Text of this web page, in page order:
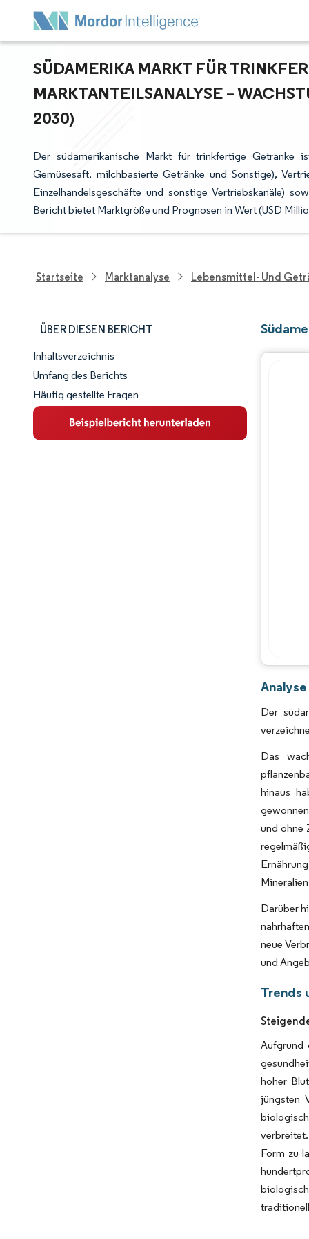
SÜDAMERIKA MARKT FÜR
ARKTANTEILSANALYSE –
030)
Der südamerikanische Markt für trinkfertige Getränke
Gemüsesaft, milchbasierte Getränke und Sonstige),
Einzelhandelsgeschäfte und sonstige Vertriebskanäle)
Bericht bietet Marktgröße und Prognosen in Wert (USD
Startseite Marktanalyse Lebensmittel- Und
ÜBER DIESEN BERICHT
Marktschnappschuss
Marktübersicht
Wichtige Markttrends
Inhaltsverzeichnis
Umfang des Berichts
Häufig gestellte Fragen
Der
Das
hinaus
und ohne
Darüber
neue
und
Trends
Aufgrund
hoher
jüngsten
Form zu